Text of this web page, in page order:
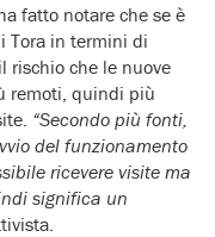
fatto notare che se è
Tora in termini di
rischio che le nuove
remoti, quindi più
“Secondo più fonti,
del funzionamento
ricevere visite ma
significa un